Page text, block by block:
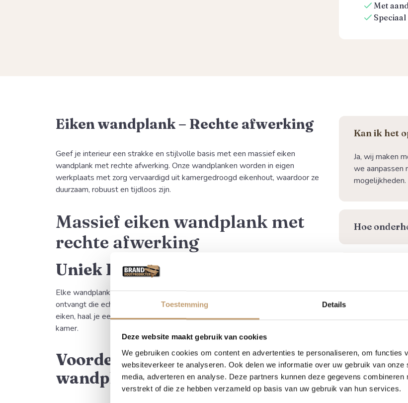
Toestemming Details
Deze website maakt gebruik van cookies
We gebruiken cookies om content en advertenties te personaliseren, om functies
websiteverkeer te analyseren. Ook delen we informatie over uw gebruik van
media, adverteren en analyse. Deze partners kunnen deze gegevens
verstrekt of die ze hebben verzameld op basis van uw gebruik van hun services.
Met
Eiken wandplank – Rechte afwerking
Geef je interieur een strakke en stijlvolle basis met een massief eiken
wandplank met rechte afwerking. Onze wandplanken worden in eigen
werkplaats met zorg vervaardigd uit kamergedroogd eikenhout, waardoor ze
duurzaam, robuust en tijdloos zijn.
Massief eiken wandplank met
rechte afwerking
Uniek Karakter in Huis
Elke wandplank is uniek in nerftekening en kleur, waardoor je een plank
ontvangt die echt karakter heeft. Omdat we werken met hoogwaardig massief
eiken, haal je een natuurproduct in huis dat sfeer en warmte uitstraalt in elke
kamer.
Voordelen van een rechte eiken
wandplank
Kan ik het
Ja, wij maken
we aanpassen
mogelijkheden.
⁠Hoe
⁠Hoe wordt